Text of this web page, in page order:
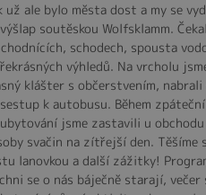
už ale bylo města dost a my se
soutěskou Wolfsklamm.
schodech, spousta
výhledů. Na vrcholu
klášter s občerstvením, nabrali
k autobusu. Během
jsme zastavili u
svačin na zítřejší den. Těšíme
lanovkou a další zážitky!
se o nás báječně starají,